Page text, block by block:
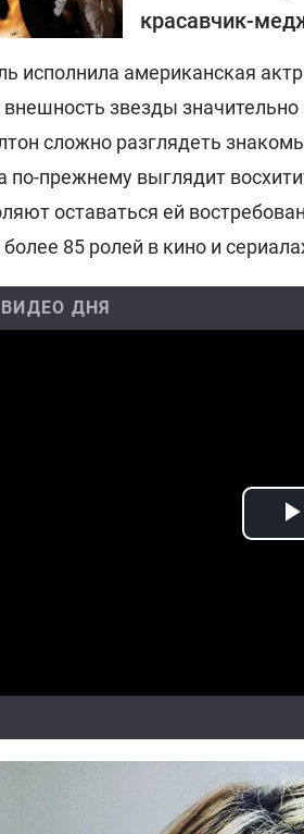
красавчик-
исполнила американская
внешность звезды
сложно разглядеть
по-прежнему выглядит
оставаться ей
более 85 ролей в кино и
ВИДЕО ДНЯ